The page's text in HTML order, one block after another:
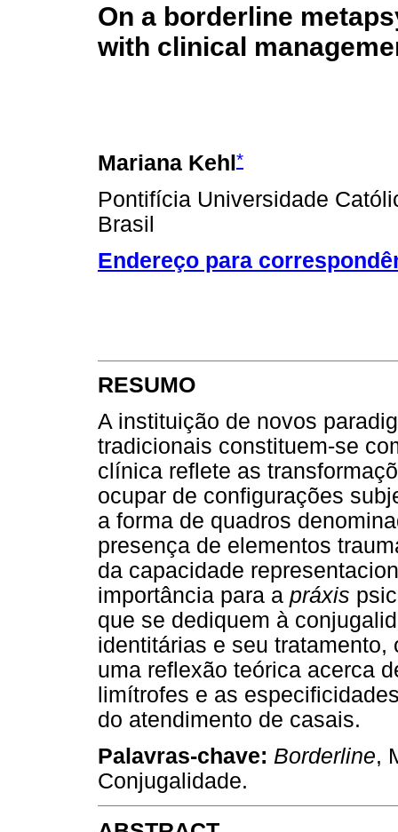
On a borderline
with clinical
Mariana Kehl*
Pontifícia Universidade
Brasil
Endereço para
RESUMO
A instituição de novos
tradicionais constituem-se
clínica reflete as
ocupar de configurações
a forma de quadros
presença de elementos
da capacidade
importância para a práxis
que se dediquem à
identitárias e seu
uma reflexão teórica acerca
limítrofes e as
do atendimento de casais.
Palavras-chave: Borderline,
Conjugalidade.